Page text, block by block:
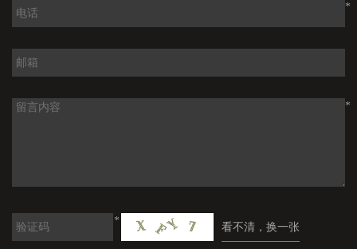
*
*
*
看不清，换一张